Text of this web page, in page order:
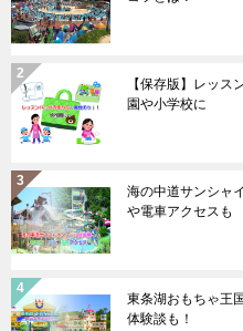
【保存版】レッス
園や小学校に
海の中道サンシャ
や電車アクセスも
東条湖おもちゃ王
体験談も！